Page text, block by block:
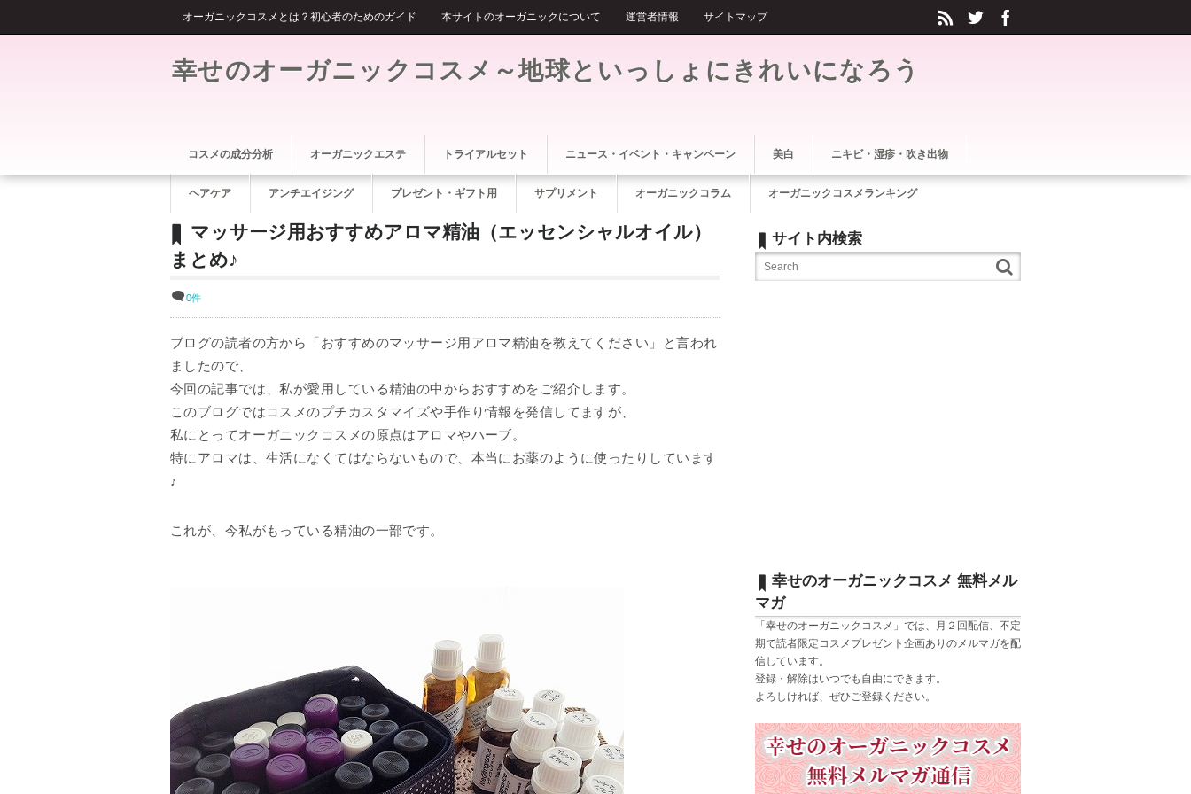
幸せのオーガニックコスメ～地球といっしょにきれいになろう
マッサージ用おすすめアロマ精油（エッセンシャルオイル）
まとめ♪
0件
ブログの読者の方から「おすすめのマッサージ用アロマ精油を教えてください」と言われ
ましたので、
今回の記事では、私が愛用している精油の中からおすすめをご紹介します。
このブログではコスメのプチカスタマイズや手作り情報を発信してますが、
私にとってオーガニックコスメの原点はアロマやハーブ。
特にアロマは、生活になくてはならないもので、本当にお薬のように使ったりしています
♪
これが、今私がもっている精油の一部です。
サイト内検索
幸せのオーガニックコスメ 無料メル
マガ
「幸せのオーガニックコスメ」では、月２回配信、不定
期で読者限定コスメプレゼント企画ありのメルマガを配
信しています。
登録・解除はいつでも自由にできます。
よろしければ、ぜひご登録ください。
オーガニックコスメとは？初心者のためのガイド 本サイトのオーガニックについて 運営者情報 サイトマップ
コスメの成分分析 オーガニックエステ トライアルセット ニュース・イベント・キャンペーン 美白 ニキビ・湿疹・吹き出物
ヘアケア アンチエイジング プレゼント・ギフト用 サプリメント オーガニックコラム オーガニックコスメランキング